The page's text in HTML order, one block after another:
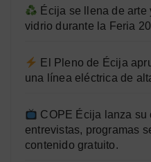
Écija se llena de
vidrio durante la Feria
El Pleno de Écija
una línea eléctrica de
COPE Écija lanza su
entrevistas, programas
contenido gratuito.